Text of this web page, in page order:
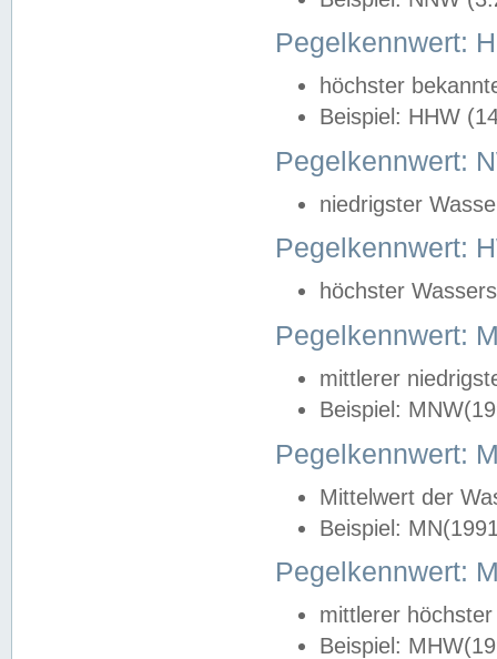
Pegelkennwert:
höchster
Beispiel: HHW
Pegelkennwert:
niedrigster
Pegelkennwert:
höchster
Pegelkennwert:
mittlerer
Beispiel:
Pegelkennwert:
Mittelwert der
Beispiel:
Pegelkennwert:
mittlerer
Beispiel: